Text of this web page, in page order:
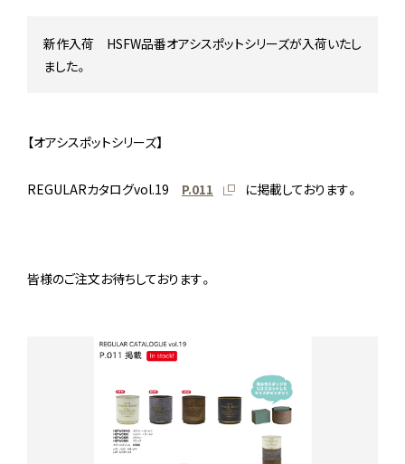
新作入荷 HSFW品番オアシスポットシリーズが入荷いたし
ました。
【オアシスポットシリーズ】
REGULARカタログvol.19 P.011 に掲載しております。
皆様のご注文お待ちしております。